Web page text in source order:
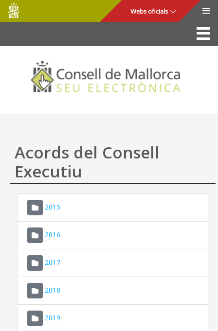
Salta al contingut principal
Consell
de
Mallorca
Webs oficials
La Seu
Consell de Mallorca
Accés i seguretat
Utilitats
Ajuda
Acords del Consell
Executiu
2015
2016
2017
2018
2019